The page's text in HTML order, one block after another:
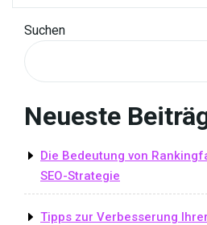
Suchen
Neueste
Die Bedeutung von
SEO-Strategie
Tipps zur Verbesserung